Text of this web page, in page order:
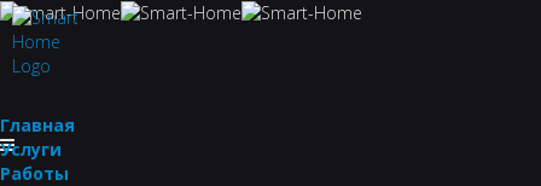
Главная
Услуги
Работы